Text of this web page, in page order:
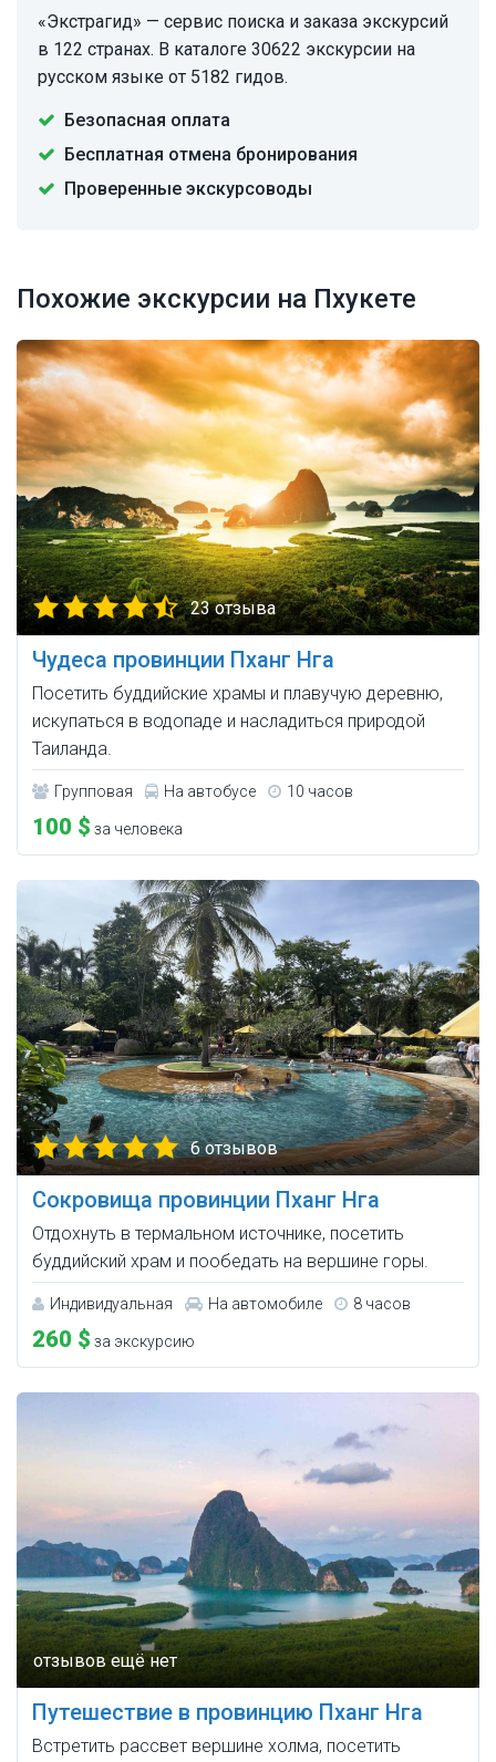
«Экстрагид» — сервис поиска и заказа экскурсий
в 122 странах. В каталоге 30622 экскурсии на
русском языке от 5182 гидов.
Безопасная оплата
Бесплатная отмена бронирования
Проверенные экскурсоводы
Похожие экскурсии на Пхукете
23 отзыва
Чудеса провинции Пханг Нга
Посетить буддийские храмы и плавучую деревню,
искупаться в водопаде и насладиться природой
Таиланда.
Групповая На автобусе 10 часов
100 $ за человека
6 отзывов
Сокровища провинции Пханг Нга
Отдохнуть в термальном источнике, посетить
буддийский храм и пообедать на вершине горы.
Индивидуальная На автомобиле 8 часов
260 $ за экскурсию
Путешествие в провинцию Пханг Нга
Встретить рассвет вершине холма, посетить